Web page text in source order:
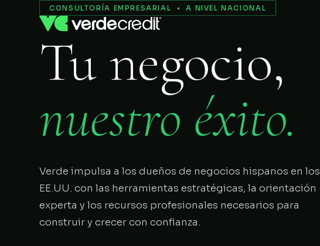
Servicios
Nosotros
Proceso
CONSULTORÍA EMPRESARIAL • A NIVEL NACIONAL
Tu negocio,
nuestro éxito.
Verde impulsa a los dueños de negocios hispanos en los
EE.UU. con las herramientas estratégicas, la orientación
experta y los recursos profesionales necesarios para
construir y crecer con confianza.